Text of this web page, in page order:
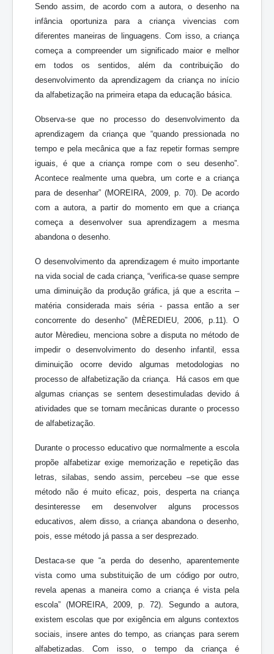
Sendo assim, de acordo com a autora, o desenho na
infância oportuniza para a criança vivencias com
diferentes maneiras de linguagens. Com isso, a criança
começa a compreender um significado maior e melhor
em todos os sentidos, além da contribuição do
desenvolvimento da aprendizagem da criança no início
da alfabetização na primeira etapa da educação básica.
Observa-se que no processo do desenvolvimento da
aprendizagem da criança que “quando pressionada no
tempo e pela mecânica que a faz repetir formas sempre
iguais, é que a criança rompe com o seu desenho”.
Acontece realmente uma quebra, um corte e a criança
para de desenhar” (MOREIRA, 2009, p. 70). De acordo
com a autora, a partir do momento em que a criança
começa a desenvolver sua aprendizagem a mesma
abandona o desenho.
O desenvolvimento da aprendizagem é muito importante
na vida social de cada criança, “verifica-se quase sempre
uma diminuição da produção gráfica, já que a escrita –
matéria considerada mais séria - passa então a ser
concorrente do desenho” (MÈREDIEU, 2006, p.11). O
autor Mèredieu, menciona sobre a disputa no método de
impedir o desenvolvimento do desenho infantil, essa
diminuição ocorre devido algumas metodologias no
processo de alfabetização da criança. Há casos em que
algumas crianças se sentem desestimuladas devido á
atividades que se tornam mecânicas durante o processo
de alfabetização.
Durante o processo educativo que normalmente a escola
propõe alfabetizar exige memorização e repetição das
letras, silabas, sendo assim, percebeu –se que esse
método não é muito eficaz, pois, desperta na criança
desinteresse em desenvolver alguns processos
educativos, alem disso, a criança abandona o desenho,
pois, esse método já passa a ser desprezado.
Destaca-se que “a perda do desenho, aparentemente
vista como uma substituição de um código por outro,
revela apenas a maneira como a criança é vista pela
escola” (MOREIRA, 2009, p. 72). Segundo a autora,
existem escolas que por exigência em alguns contextos
sociais, insere antes do tempo, as crianças para serem
alfabetizadas. Com isso, o tempo da criança é